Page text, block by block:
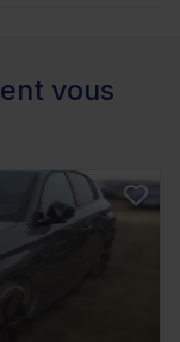
vous